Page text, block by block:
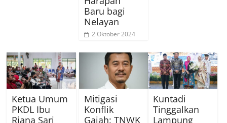
Baru bagi
Nelayan
2 Oktober 2024
Ketua Umum
PKDL Ibu
Riana Sari
Mitigasi
Konflik
Gajah: TNWK
Kuntadi
Tinggalkan
Lampung